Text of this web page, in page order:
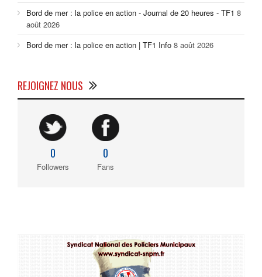
Bord de mer : la police en action - Journal de 20 heures - TF1 8
août 2026
Bord de mer : la police en action | TF1 Info 8 août 2026
REJOIGNEZ NOUS
0
Followers
0
Fans